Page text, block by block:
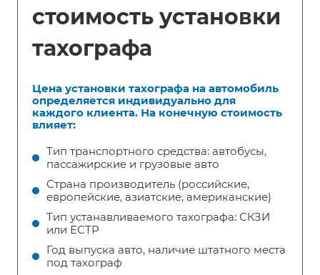
стоимость установки
тахографа
Цена установки тахографа на автомобиль
определяется индивидуально для
каждого клиента. На конечную стоимость
влияет:
Тип транспортного средства: автобусы,
пассажирские и грузовые авто
Страна производитель (российские,
европейские, азиатские, американские)
Тип устанавливаемого тахографа: СКЗИ
или ЕСТР
Год выпуска авто, наличие штатного места
под тахограф